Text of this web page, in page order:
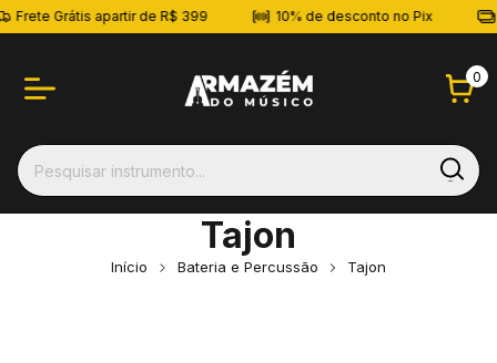
Frete Grátis apartir de R$ 399 10% de desconto no Pix
0
Tajon
Início Bateria e Percussão Tajon